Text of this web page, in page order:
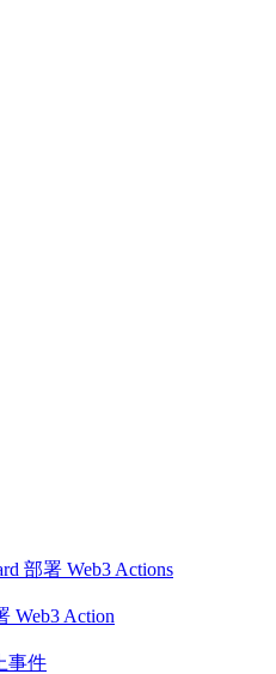
部署 Web3 Actions
Web3 Action
事件